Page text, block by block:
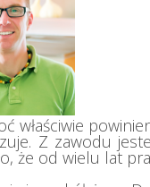
właściwie
Z zawodu
że od wielu lat